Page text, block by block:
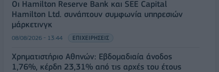
Οι Hamilton Reserve Bank και SEE Capital
Hamilton Ltd. συνάπτουν συμφωνία υπηρεσιών
μάρκετινγκ
08/08/2026 - 13:44 ΕΠΙΧΕΙΡΗΣΕΙΣ
Χρηματιστήριο Αθηνών: Εβδομαδιαία άνοδος
1,76%, κέρδη 23,31% από τις αρχές του έτους